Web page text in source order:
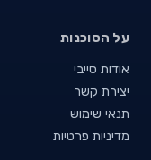
על הסוכנות
אודות סייבי
יצירת קשר
תנאי שימוש
מדיניות פרטיות